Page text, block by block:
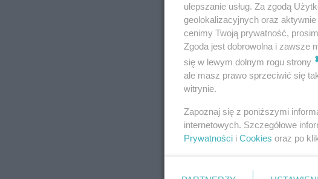
ulepszanie usług. Za zgodą
geolokalizacyjnych oraz
cenimy Twoją prywatność,
Zgoda jest dobrowolna i zawsze
się w lewym dolnym rogu strony
ale masz prawo sprzeciwić się
witrynie.
Zapoznaj się z poniższymi
internetowych. Szczegółowe
Prywatności i Cookies oraz po